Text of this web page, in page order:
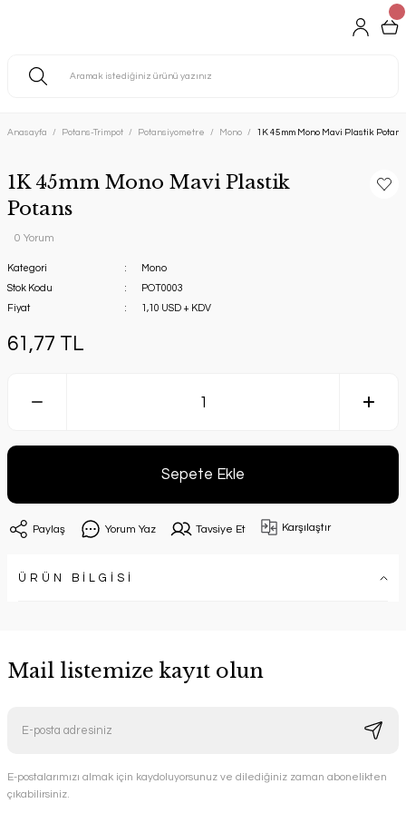
Anasayfa Potans-Trimpot Potansiyometre Mono 1K 45mm Mono Mavi Plastik Potans
1K 45mm Mono Mavi Plastik
Potans
0 Yorum
Kategori
Mono
Stok Kodu
POT0003
Fiyat
1,10 USD + KDV
61,77 TL
Sepete Ekle
Paylaş Yorum Yaz Tavsiye Et Karşılaştır
ÜRÜN BİLGİSİ
Mail listemize kayıt olun
E-postalarımızı almak için kaydoluyorsunuz ve dilediğiniz zaman abonelikten
çıkabilirsiniz.